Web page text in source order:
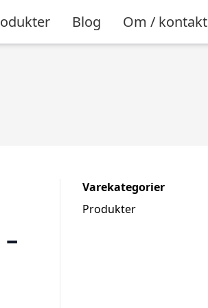
Blog Om / kontakt
Varekategorier
Produkter